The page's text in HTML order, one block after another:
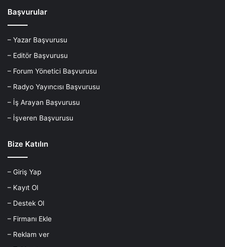
Başvurular
– Yazar Başvurusu
– Editör Başvurusu
– Forum Yönetici Başvurusu
– Radyo Yayıncısı Başvurusu
– İş Arayan Başvurusu
– İşveren Başvurusu
Bize Katılın
– Giriş Yap
– Kayıt Ol
– Destek Ol
– Firmanı Ekle
– Reklam ver